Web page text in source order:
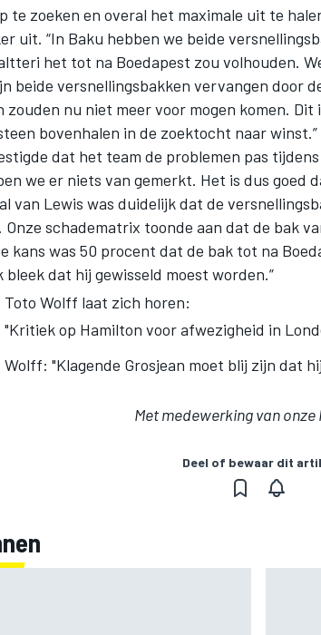
te zoeken en overal het maximale uit te
uit. “In Baku hebben we beide
het tot na Boedapest zou volhouden.
beide versnellingsbakken vervangen door
zouden nu niet meer voor mogen komen.
bovenhalen in de zoektocht naar winst.”
dat het team de problemen pas
we er niets van gemerkt. Het is dus goed
van Lewis was duidelijk dat de
Onze schadematrix toonde aan dat de bak
kans was 50 procent dat de bak tot na
bleek dat hij gewisseld moest worden.”
Toto Wolff laat zich horen:
"Kritiek op Hamilton voor afwezigheid in
Wolff: "Klagende Grosjean moet blij zijn dat
Met medewerking van
Deel of bewaar dit